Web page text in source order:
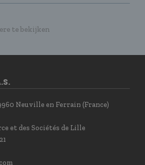
te bekijken
Neuville en Ferrain (France)
et des Sociétés de Lille